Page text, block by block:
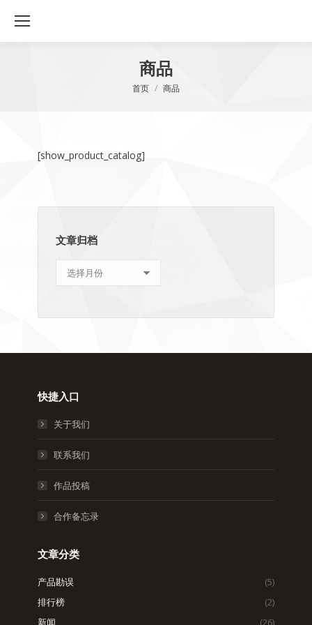
商品
您在这里：
首页 商品
[show_product_catalog]
文章归档
章
档
快捷入口
关于我们
联系我们
作品投稿
合作备忘录
文章分类
产品勘误
(5)
排行榜
(2)
新闻
(26)